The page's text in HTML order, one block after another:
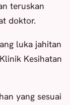
teruskan
doktor.
luka jahitan
Kesihatan
yang sesuai